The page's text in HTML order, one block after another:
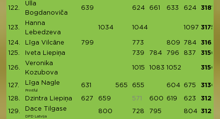
122.
Ulla
Bogdanoviča
639 624 661 633 624 3181
123.
Hanna
Lebedzeva
1034 1044 1097 3175
124. Līga Vilcāne 799 773 809 784
3165
125.
Iveta Liepiņa 739 784 796 837 3156
126.
Veronika
Kozubova
1015 1083 1052 3150
127. Līga Nagle
Printful
631 565 655 604 675 3130
128. Dzintra Liepiņa 627 659 571 600 619 623 3128
129. Dace Tilgase
DPD Latvija
800 728 795 804 3127